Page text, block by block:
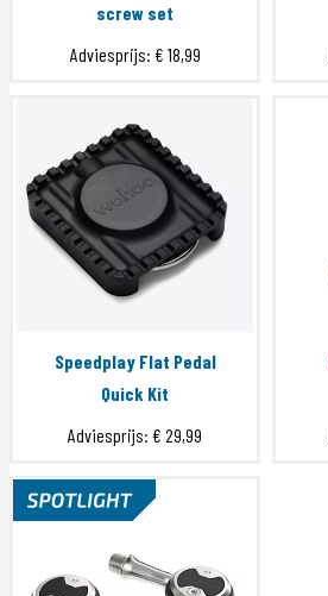
screw set
Adviesprijs: € 18,99
Speedplay Flat Pedal
Quick Kit
Adviesprijs: € 29,99